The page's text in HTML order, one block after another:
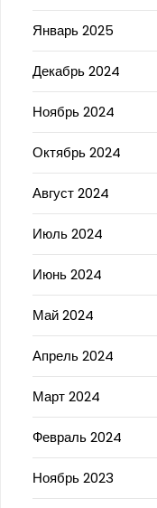
Январь 2025
Декабрь 2024
Ноябрь 2024
Октябрь 2024
Август 2024
Июль 2024
Июнь 2024
Май 2024
Апрель 2024
Март 2024
Февраль 2024
Ноябрь 2023